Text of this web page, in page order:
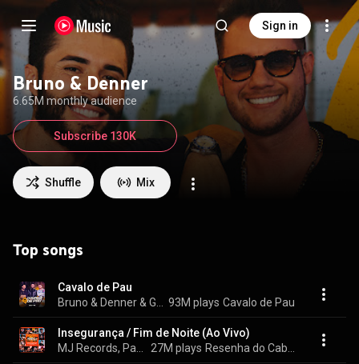
Sign in
Bruno & Denner
6.65M monthly audience
Shuffle Mix
Subscribe 130K
Top songs
Cavalo de Pau
93M plays Cavalo de Pau
Insegurança / Fim de Noite (Ao Vivo)
27M plays